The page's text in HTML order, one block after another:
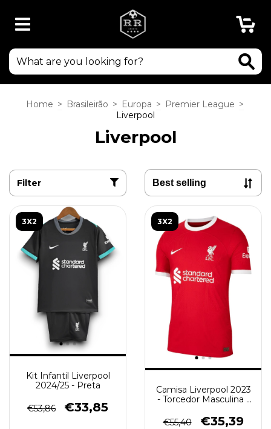
Home > Brasileirão > Europa > Premier League >
Liverpool
Liverpool
Filter
3X2
Kit Infantil Liverpool
2024/25 - Preta
€53,86 €33,85
3X2
Camisa Liverpool 2023
- Torcedor Masculina -
€55,40
€35,39